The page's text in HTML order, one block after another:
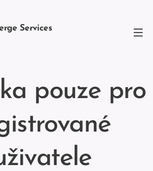
Services
pouze pro